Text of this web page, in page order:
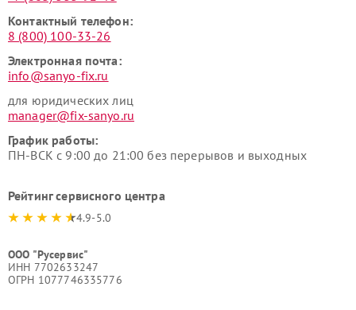
Контактный телефон:
8 (800) 100-33-26
Электронная почта:
info@sanyo-fix.ru
для юридических лиц
manager@fix-sanyo.ru
График работы:
ПН-ВСК с 9:00 до 21:00 без перерывов и выходных
Рейтинг сервисного центра
4.9-5.0
ООО "Русервис"
ИНН 7702633247
ОГРН 1077746335776